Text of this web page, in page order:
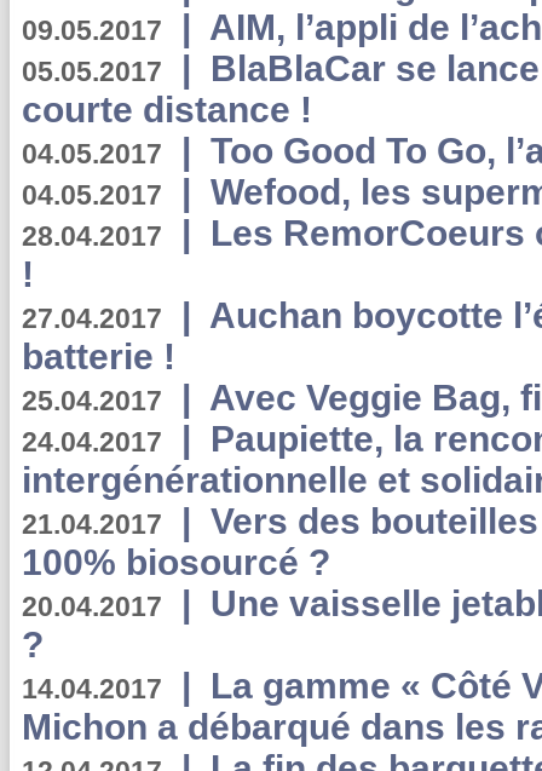
09.05.2017 | AIM, l’appli de
05.05.2017 | BlaBlaCar se
courte distance !
04.05.2017 | Too Good To Go,
04.05.2017 | Wefood, les
28.04.2017 | Les RemorCoeurs
!
27.04.2017 | Auchan boycotte
batterie !
25.04.2017 | Avec Veggie Bag,
24.04.2017 | Paupiette, la
intergénérationnelle et
21.04.2017 | Vers des
100% biosourcé ?
20.04.2017 | Une vaisselle
?
14.04.2017 | La gamme « Côté
Michon a débarqué dans les